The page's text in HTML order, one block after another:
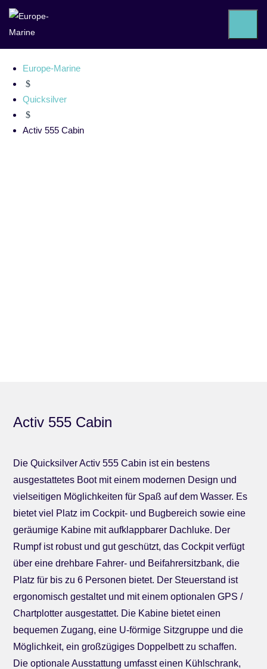
Activ 555 Cabin
Europe-Marine
$
Quicksilver
$
Activ 555 Cabin
Activ 555 Cabin
Die Quicksilver Activ 555 Cabin ist ein bestens
ausgestattetes Boot mit einem modernen Design und
vielseitigen Möglichkeiten für Spaß auf dem Wasser. Es
bietet viel Platz im Cockpit- und Bugbereich sowie eine
geräumige Kabine mit aufklappbarer Dachluke. Der
Rumpf ist robust und gut geschützt, das Cockpit verfügt
über eine drehbare Fahrer- und Beifahrersitzbank, die
Platz für bis zu 6 Personen bietet. Der Steuerstand ist
ergonomisch gestaltet und mit einem optionalen GPS /
Chartplotter ausgestattet. Die Kabine bietet einen
bequemen Zugang, eine U-förmige Sitzgruppe und die
Möglichkeit, ein großzügiges Doppelbett zu schaffen.
Die optionale Ausstattung umfasst einen Kühlschrank,